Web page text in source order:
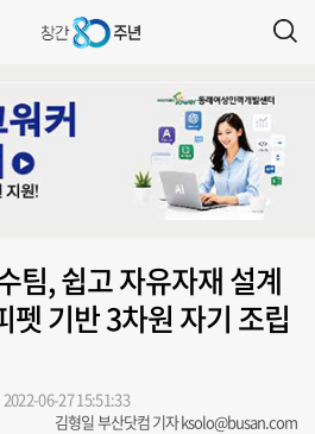
팀, 쉽고 자유자재 설계
펫 기반 3차원 자기 조립
2022-06-27 15:51:33
김형일 부산닷컴 기자 ksolo@busan.com